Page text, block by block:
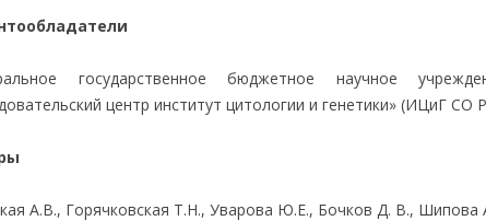
государственное бюджетное научное
центр институт цитологии и генетики» (ИЦиГ СО
А.В., Горячковская Т.Н., Уварова Ю.Е., Бочков Д. В., Шипова